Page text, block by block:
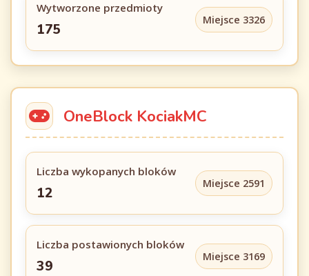
Wytworzone przedmioty
175
Miejsce 3326
OneBlock KociakMC
Liczba wykopanych bloków
12
Miejsce 2591
Liczba postawionych bloków
39
Miejsce 3169